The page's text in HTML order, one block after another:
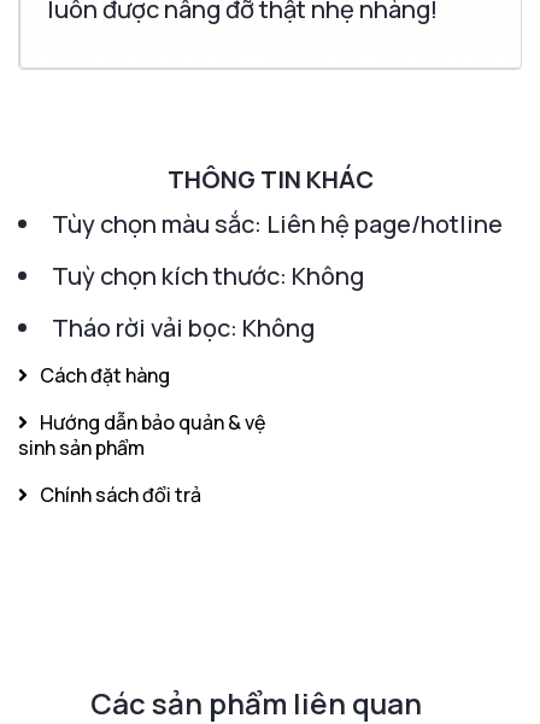
luôn được nâng đỡ thật nhẹ nhàng!
THÔNG TIN KHÁC
Tùy chọn màu sắc: Liên hệ page/hotline
Tuỳ chọn kích thước: Không
Tháo rời vải bọc: Không
Cách đặt hàng
Hướng dẫn bảo quản & vệ
sinh sản phẩm
Chính sách đổi trả
Các sản phẩm liên quan